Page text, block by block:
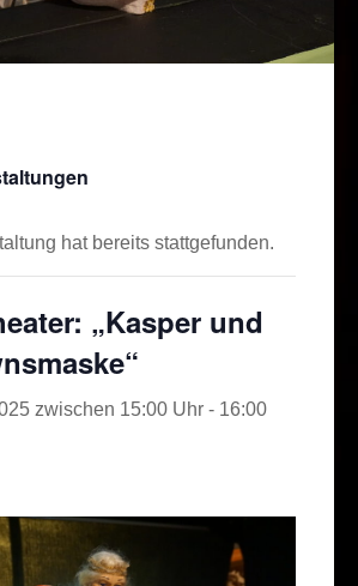
hat bereits stattgefunden.
„Kasper und
zwischen 15:00 Uhr - 16:00